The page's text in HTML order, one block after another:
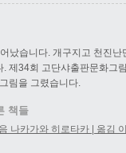
났습니다. 개구지고 천진난
제34회 고단샤출판문화그
림을 그렸습니다.
책들
나카가와 히로타카 | 옮김